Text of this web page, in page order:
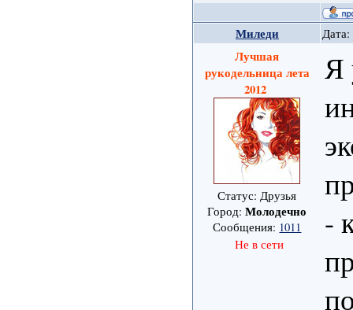
Миледи Дата:
Лучшая
рукодельница лета
2012
Статус: Друзья
Город:Молодечно
Сообщения: 1011
Не в сети
Я
-